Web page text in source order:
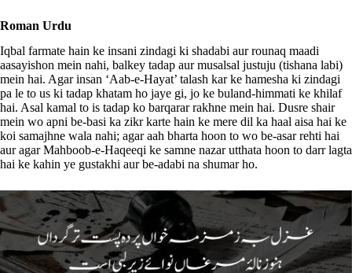
Roman Urdu
Iqbal farmate hain ke insani zindagi ki shadabi aur rounaq maadi
aasayishon mein nahi, balkey tadap aur musalsal justuju (tishana labi)
mein hai. Agar insan ‘Aab-e-Hayat’ talash kar ke hamesha ki zindagi
pa le to us ki tadap khatam ho jaye gi, jo ke buland-himmati ke khilaf
hai. Asal kamal to is tadap ko barqarar rakhne mein hai. Dusre shair
mein wo apni be-basi ka zikr karte hain ke mere dil ka haal aisa hai ke
koi samajhne wala nahi; agar aah bharta hoon to wo be-asar rehti hai
aur agar Mahboob-e-Haqeeqi ke samne nazar utthata hoon to darr lagta
hai ke kahin ye gustakhi aur be-adabi na shumar ho.